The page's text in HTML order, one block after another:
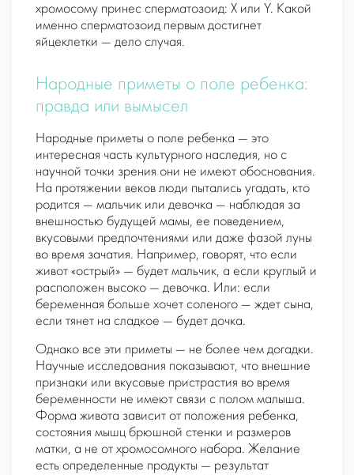
хромосому принес сперматозоид: X или Y. Какой
именно сперматозоид первым достигнет
яйцеклетки — дело случая.
Народные приметы о поле ребенка:
правда или вымысел
Народные приметы о поле ребенка — это
интересная часть культурного наследия, но с
научной точки зрения они не имеют обоснования.
На протяжении веков люди пытались угадать, кто
родится — мальчик или девочка — наблюдая за
внешностью будущей мамы, ее поведением,
вкусовыми предпочтениями или даже фазой луны
во время зачатия. Например, говорят, что если
живот «острый» — будет мальчик, а если круглый и
расположен высоко — девочка. Или: если
беременная больше хочет соленого — ждет сына,
если тянет на сладкое — будет дочка.
Однако все эти приметы — не более чем догадки.
Научные исследования показывают, что внешние
признаки или вкусовые пристрастия во время
беременности не имеют связи с полом малыша.
Форма живота зависит от положения ребенка,
состояния мышц брюшной стенки и размеров
матки, а не от хромосомного набора. Желание
есть определенные продукты — результат